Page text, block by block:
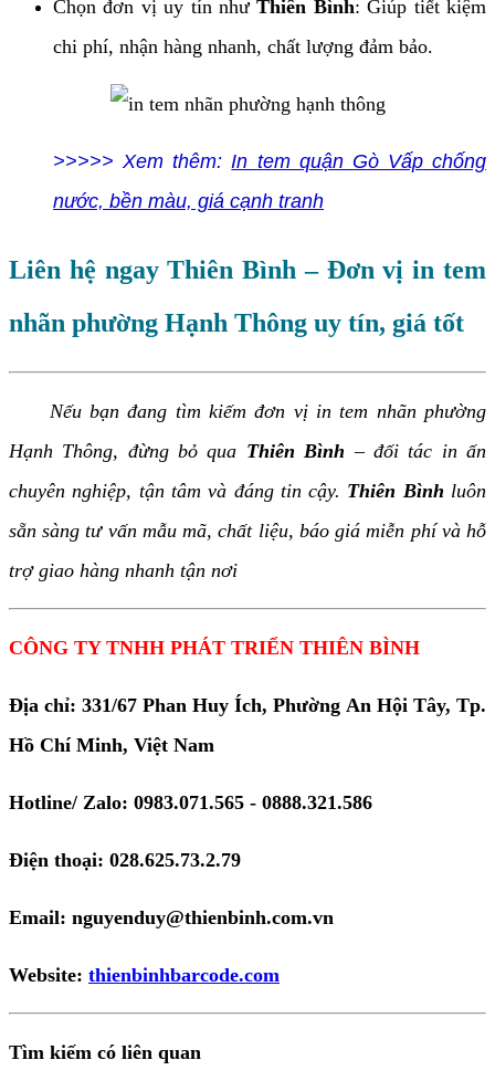
Chọn đơn vị uy tín nhưThiên Bình: Giúp tiết kiệm
chi phí, nhận hàng nhanh, chất lượng đảm bảo.
>>>>> Xem thêm:In tem quận Gò Vấp chống
nước, bền màu, giá cạnh tranh
Liên hệ ngay Thiên Bình – Đơn vị in tem
nhãn phường Hạnh Thông uy tín, giá tốt
Nếu bạn đang tìm kiếm đơn vị in tem nhãn phường
Hạnh Thông, đừng bỏ qua Thiên Bình – đối tác in ấn
chuyên nghiệp, tận tâm và đáng tin cậy. Thiên Bình luôn
sẵn sàng tư vấn mẫu mã, chất liệu, báo giá miễn phí và hỗ
trợ giao hàng nhanh tận nơi
CÔNG TY TNHH PHÁT TRIỂN THIÊN BÌNH
Địa chỉ: 331/67 Phan Huy Ích, Phường An Hội Tây, Tp.
Hồ Chí Minh, Việt Nam
Hotline/ Zalo: 0983.071.565 - 0888.321.586
Điện thoại: 028.625.73.2.79
Email: nguyenduy@thienbinh.com.vn
Website: thienbinhbarcode.com
Tìm kiếm có liên quan